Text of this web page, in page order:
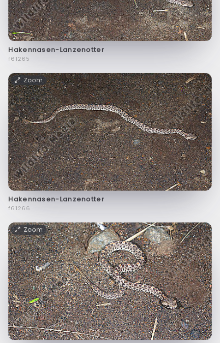
Hakennasen-Lanzenotter
f61265
Zoom
Hakennasen-Lanzenotter
f61266
Zoom